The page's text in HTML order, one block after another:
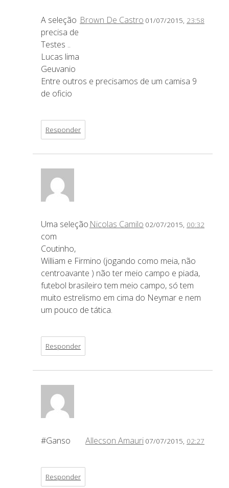
Brown De Castro 01/07/2015, 23:58
A seleção
precisa de
Testes ..
Lucas lima
Geuvanio
Entre outros e precisamos de um camisa 9
de oficio
Responder
Nicolas Camilo 02/07/2015, 00:32
Uma seleção
com
Coutinho,
William e Firmino (jogando como meia, não
centroavante ) não ter meio campo e piada,
futebol brasileiro tem meio campo, só tem
muito estrelismo em cima do Neymar e nem
um pouco de tática.
Responder
Allecson Amauri 07/07/2015, 02:27
#Ganso
Responder